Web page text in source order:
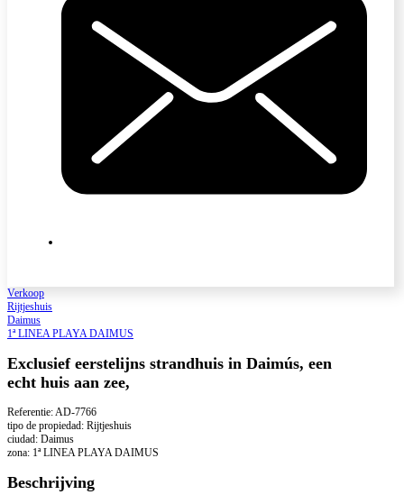
Verkoop
Rijtjeshuis
Daimus
1ª LINEA PLAYA DAIMUS
Exclusief eerstelijns strandhuis in Daimús, een
echt huis aan zee,
Referentie: AD-7766
tipo de propiedad: Rijtjeshuis
ciudad: Daimus
zona: 1ª LINEA PLAYA DAIMUS
Beschrijving